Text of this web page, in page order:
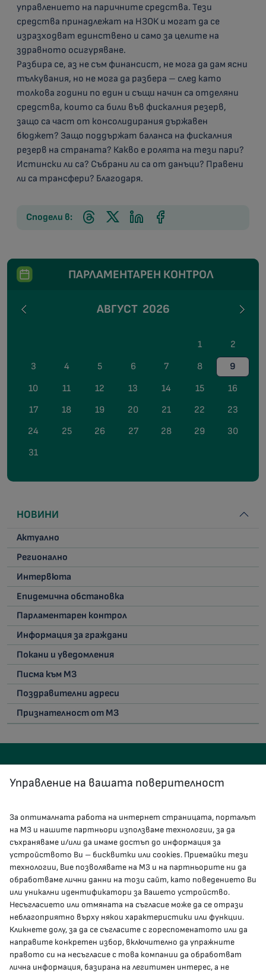
управлението на паричните средства. Тези
средства принадлежат на НЗОК и могат да се
изразходват единствено и само за целите на
здравното осигуряване.
Разбира се, аз не съм финансист, не мога да дам ясни
тълкувания, но не мога да разбера – след като
толкова години по един и същи начин са отделяни
средства, които са били във фискалния резерв,
защо са част от консолидирания държавен
бюджет? Защо поддържат баланса на фискалния
резерв на страната? Какво е ролята на тези пари?
Истински ли са? Събрани ли са от данъци? Правени
ли са трансфери? Благодаря.
Сподели в:
ПАРЛАМЕНТАРЕН КОНТРОЛ
АВГУСТ 2026
1
2
3
4 5 6 7 8
9
10
11 12 13 14 15
16
17
18 19 20 21 22
23
24
25 26 27 28 29
30
31
НОВИНИ
Актуално
Регионално
Интервюта
Епидемична обстановка
Парламентарен контрол
Информация за граждани
Покани и уведомления
Писма към МЗ
Поздравителни адреси
Признателност от МЗ
КОНТАКТИ
гр.София, 1000, пл. „Света Неделя“ №5
delovodstvo@mh.government.bg
presscenter@mh.government.bg
МЗ В СОЦИАЛНИТЕ МРЕЖИ
Управление на вашата поверителност
За оптималната работа на интернет страницата, порталът
на МЗ и нашите партньори използваме технологии, за да
съхраняваме и/или да имаме достъп до информация за
устройството Ви – бисквитки или cookies. Приемайки тези
технологии, Вие позволявате на МЗ и на партньорите ни да
обработваме лични данни на този сайт, като поведението Ви
или уникални идентификатори за Вашето устройство.
Несъгласието или отмяната на съгласие може да се отрази
неблагоприятно върху някои характеристики или функции.
Кликнете долу, за да се съгласите с гореспоменатото или да
направите конкретен избор, включително да упражните
правото си на несъгласие с това компании да обработват
лична информация, базирана на легитимен интерес, а не